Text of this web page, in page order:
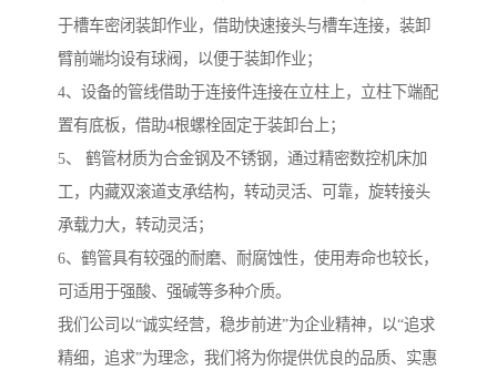
于槽车密闭装卸作业，借助快速接头与槽车连接，装卸
臂前端均设有球阀，以便于装卸作业；
4、设备的管线借助于连接件连接在立柱上，立柱下端配
置有底板，借助4根螺栓固定于装卸台上；
5、 鹤管材质为合金钢及不锈钢，通过精密数控机床加
工，内藏双滚道支承结构，转动灵活、可靠，旋转接头
承载力大，转动灵活；
6、鹤管具有较强的耐磨、耐腐蚀性，使用寿命也较长，
可适用于强酸、强碱等多种介质。
我们公司以“诚实经营，稳步前进”为企业精神，以“追求
精细，追求”为理念，我们将为你提供优良的品质、实惠